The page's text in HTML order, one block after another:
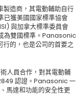
造商，其電動輔助自行
已獲美國國家標準協會
與加拿大標準委員會
雙國標準。Panasonic
行的，也是公司的首要之
人員合作，對其電動輔
認證。Panasonic 一
馬達和功能的安全性更